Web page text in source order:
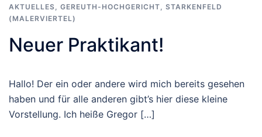
AKTUELLES
GEREUTH-HOCHGERICHT
STARKENFELD
(MALERVIERTEL)
Neuer Praktikant!
Hallo! Der ein oder andere wird mich bereits gesehen
haben und für alle anderen gibt’s hier diese kleine
Vorstellung. Ich heiße Gregor […]